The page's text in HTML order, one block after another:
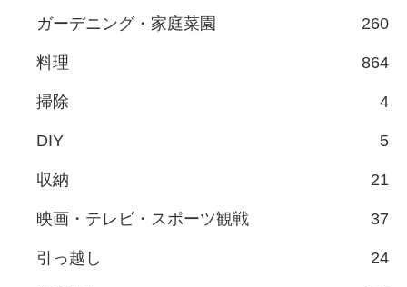
ガーデニング・家庭菜園 260
料理 864
掃除 4
DIY 5
収納 21
映画・テレビ・スポーツ観戦 37
引っ越し 24